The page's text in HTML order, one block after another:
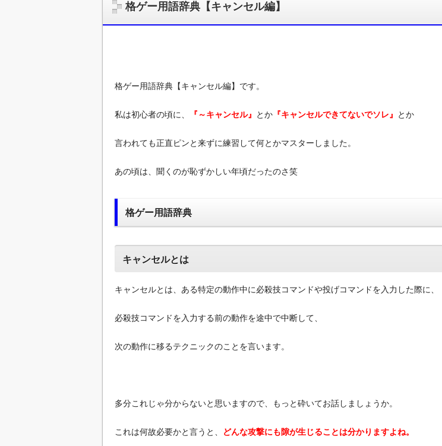
格ゲー用語辞典【キャンセル編】
格ゲー用語辞典【キャンセル編】です。
私は初心者の頃に、 『～キャンセル』 とか 『キャンセルできてないでソレ』 とか
言われても正直ピンと来ずに練習して何とかマスターしました。
あの頃は、聞くのが恥ずかしい年頃だったのさ笑
格ゲー用語辞典
キャンセルとは
キャンセルとは、ある特定の動作中に必殺技コマンドや投げコマンドを入力した際に、
必殺技コマンドを入力する前の動作を途中で中断して、
次の動作に移るテクニックのことを言います。
多分これじゃ分からないと思いますので、もっと砕いてお話しましょうか。
これは何故必要かと言うと、 どんな攻撃にも隙が生じることは分かりますよね。